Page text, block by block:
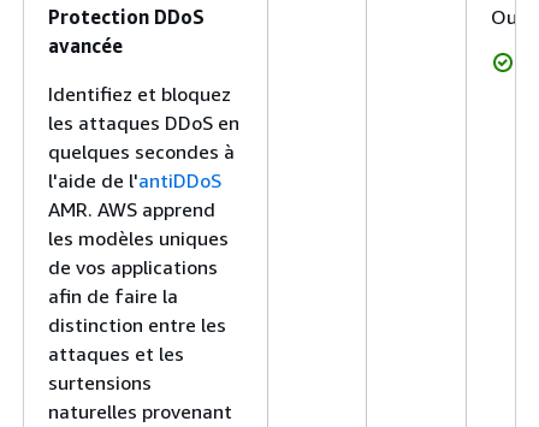
Protection DDoS
avancée
Identifiez et bloquez
les attaques DDoS en
quelques secondes à
l'aide de l'antiDDoS
AMR. AWS apprend
les modèles uniques
de vos applications
afin de faire la
distinction entre les
attaques et les
surtensions
naturelles provenant
Oui